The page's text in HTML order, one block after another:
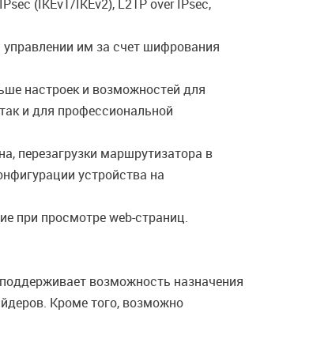
(IKEv1/IKEv2), L2TP over IPsec,
им за счет шифрования
настроек и возможностей для
и для профессиональной
перезагрузки маршрутизатора в
устройства на
при просмотре web-страниц.
возможность назначения
Кроме того, возможно